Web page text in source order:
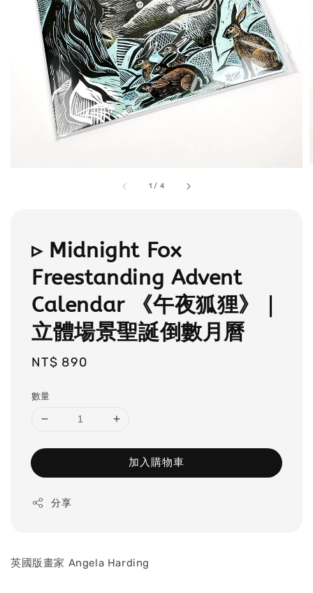
1 / 4
▹ Midnight Fox
Freestanding Advent
Calendar 《午夜狐狸》｜
立體場景聖誕倒數月曆
Regular
NT$ 890
數量
加入購物車
分享
英國版畫家 Angela Harding